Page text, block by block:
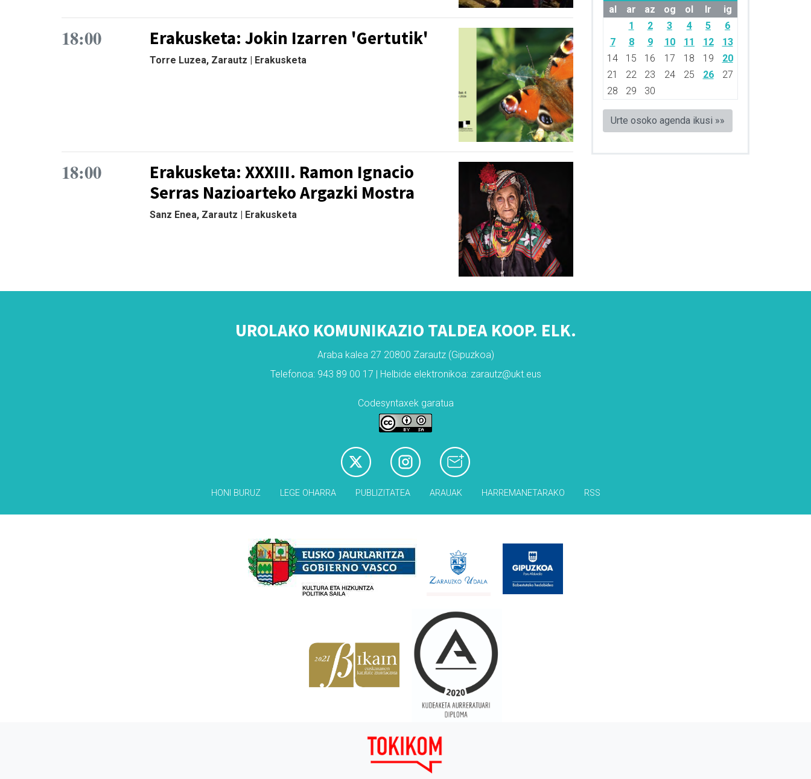
18:00 Erakusketa: Jokin Izarren 'Gertutik'
Torre Luzea, Zarautz | Erakusketa
18:00
Erakusketa: XXXIII. Ramon Ignacio
Serras Nazioarteko Argazki Mostra
Sanz Enea, Zarautz | Erakusketa
al
ar az og ol lr
ig
1
2 3 4 5
6
7
8 9 10 11 12
13
14
15 16 17 18 19
20
21
22 23 24 25 26
27
28
29 30
Urte osoko agenda ikusi »»
UROLAKO KOMUNIKAZIO TALDEA KOOP. ELK.
Araba kalea 27 20800 Zarautz (Gipuzkoa)
Telefonoa: 943 89 00 17 | Helbide elektronikoa: zarautz@ukt.eus
Codesyntaxek garatua
HONI BURUZ LEGE OHARRA PUBLIZITATEA ARAUAK HARREMANETARAKO RSS